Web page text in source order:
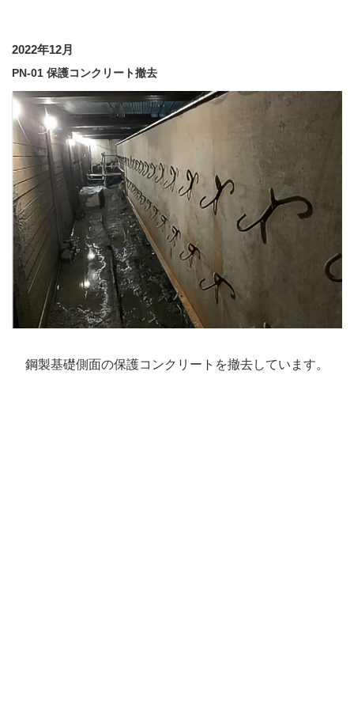
2022年12月
PN-01 保護コンクリート撤去
鋼製基礎側面の保護コンクリートを撤去しています。